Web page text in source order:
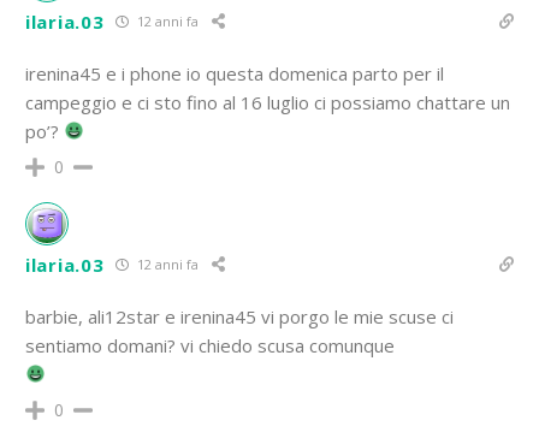
ilaria.03 12 anni fa
irenina45 e i phone io questa domenica parto per il
campeggio e ci sto fino al 16 luglio ci possiamo chattare un
po’?
0
ilaria.03 12 anni fa
barbie, ali12star e irenina45 vi porgo le mie scuse ci
sentiamo domani? vi chiedo scusa comunque
0